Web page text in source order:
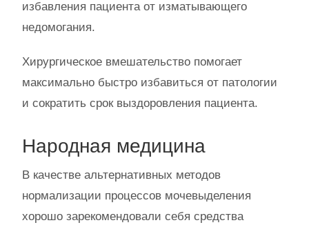
избавления пациента от изматывающего
недомогания.
Хирургическое вмешательство помогает
максимально быстро избавиться от патологии
и сократить срок выздоровления пациента.
Народная медицина
В качестве альтернативных методов
нормализации процессов мочевыделения
хорошо зарекомендовали себя средства